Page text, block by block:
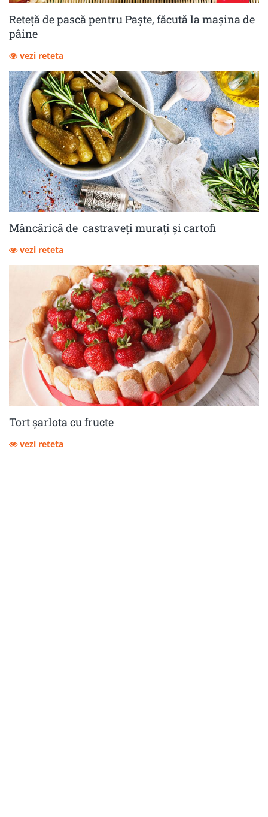
Reteță de pască pentru Paște, făcută la mașina de
pâine
vezi reteta
Mâncărică de castraveţi muraţi şi cartofi
vezi reteta
Tort șarlota cu fructe
vezi reteta